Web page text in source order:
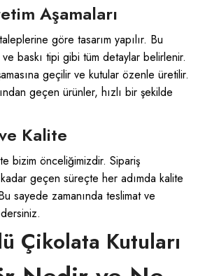
Aşamaları
göre tasarım yapılır. Bu
baskı tipi gibi tüm detaylar belirlenir.
geçilir ve kutular özenle üretilir.
geçen ürünler, hızlı bir şekilde
Kalite
bizim önceliğimizdir. Sipariş
geçen süreçte her adımda kalite
sayede zamanında teslimat ve
Çikolata Kutuları